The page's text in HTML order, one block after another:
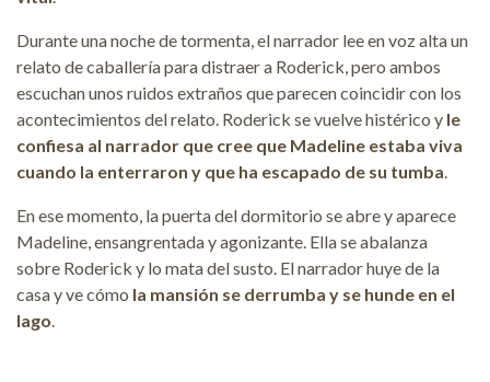
Durante una noche de tormenta, el narrador lee en voz alta un
relato de caballería para distraer a Roderick, pero ambos
escuchan unos ruidos extraños que parecen coincidir con los
acontecimientos del relato. Roderick se vuelve histérico y le
confiesa al narrador que cree que Madeline estaba viva
cuando la enterraron y que ha escapado de su tumba
En ese momento, la puerta del dormitorio se abre y aparece
Madeline, ensangrentada y agonizante. Ella se abalanza
sobre Roderick y lo mata del susto. El narrador huye de la
casa y ve cómo la mansión se derrumba y se hunde en el
lago